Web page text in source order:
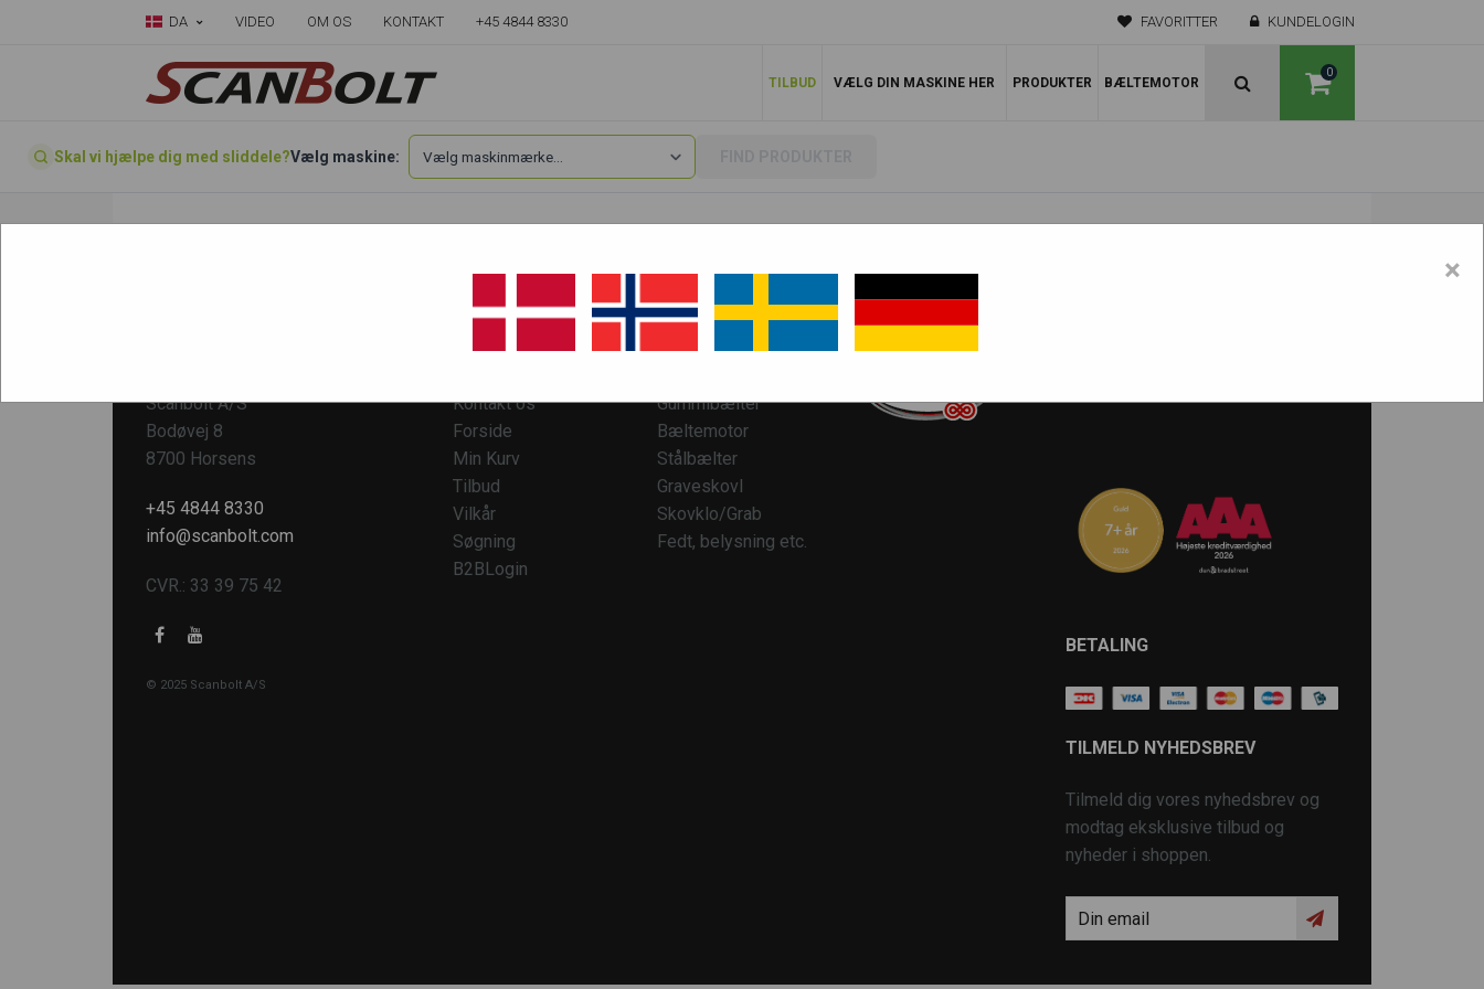
DA VIDEO OM OS KONTAKT +45 4844 8330 FAVORITTER KUNDELOGIN
0
TILBUD VÆLG DIN MASKINE HER PRODUKTER BÆLTEMOTOR
Skal vi hjælpe dig med sliddele?Vælg maskine:
Scanbolt A/S
Bodøvej 8
8700 Horsens
+45 4844 8330
info@scanbolt.com
CVR.: 33 39 75 42
© 2025 Scanbolt A/S
KUNDESERVICE
Kontakt os
Forside
Min Kurv
Tilbud
Vilkår
Søgning
B2BLogin
TOP KATEGORIER
Gummibælter
Bæltemotor
Stålbælter
Graveskovl
Skovklo/Grab
Fedt, belysning etc.
BETALING
TILMELD NYHEDSBREV
Tilmeld dig vores nyhedsbrev og
modtag eksklusive tilbud og
nyheder i shoppen.
×